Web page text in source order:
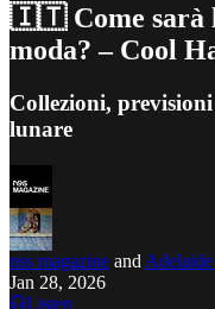
🇮🇹 Come sarà
moda? – Cool
Collezioni,
lunare
nss magazine and
Jan 28, 2026
Listen